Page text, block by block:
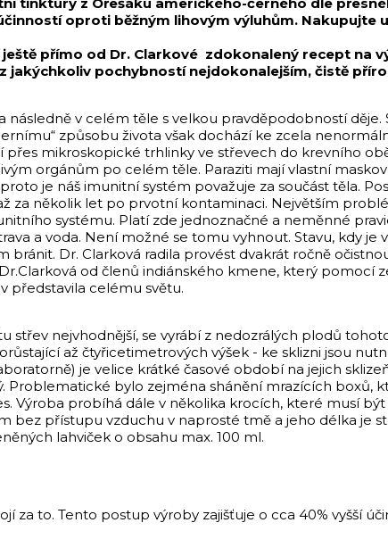
oproti běžným lihovým výluhům. Nakupujte
přímo od Dr. Clarkové zdokonalený recept na
jakýchkoliv pochybností nejdokonalejším, čistě
v celém těle s velkou pravděpodobností děje.
způsobu života však dochází ke zcela
přes mikroskopické trhlinky ve střevech do krevního
orgánům po celém těle. Paraziti mají vlastní
je náš imunitní systém považuje za součást těla.
za několik let po prvotní kontaminaci. Největším
systému. Platí zde jednoznačné a neměnné
a voda. Není možné se tomu vyhnout. Stavu, kdy
bránit. Dr. Clarková radila provést dvakrát ročně
od členů indiánského kmene, který pomocí
představila celému světu.
střev nejvhodnější, se vyrábí z nedozrálých plodů
až čtyřicetimetrových výšek - ke sklizni jsou
je velice krátké časové období na jejich
bylo zejména shánění mrazících boxů,
Výroba probíhá dále v několika krocích, které musí
bez přístupu vzduchu v naprosté tmě a jeho délka je
lahviček o obsahu max. 100 ml.
za to. Tento postup výroby zajišťuje o cca 40% vyšší